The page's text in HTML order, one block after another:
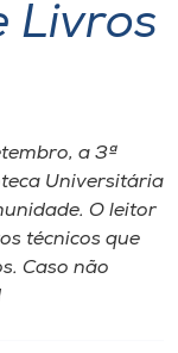
Livros
a 3ª
Universitária
O leitor
técnicos que
Caso não